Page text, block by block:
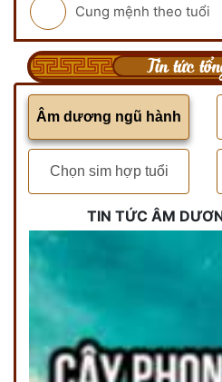
Cung mệnh theo tuổi
Tin tức
Âm dương ngũ hành
Chọn sim hợp tuổi
TIN TỨC ÂM